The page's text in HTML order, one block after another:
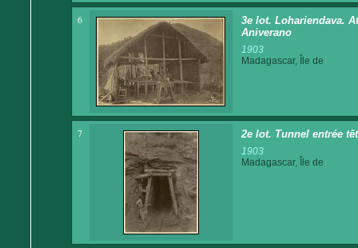
6
3e lot. Lohariendava.
Aniverano
1903
Madagascar, Île de
7 2e lot. Tunnel entrée
1903
Madagascar, Île de